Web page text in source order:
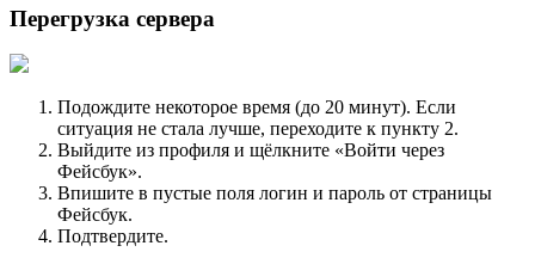
Перегрузка сервера
Подождите некоторое время (до 20 минут). Если
ситуация не стала лучше, переходите к пункту 2.
Выйдите из профиля и щёлкните «Войти через
Фейсбук».
Впишите в пустые поля логин и пароль от страницы
Фейсбук.
Подтвердите.